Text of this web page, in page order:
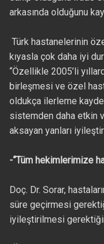
arkasında olduğunu
Türk hastanelerinin
kıyasla çok daha iyi
“Özellikle 2005’li
birleşmesi ve özel
oldukça ilerleme
sistemden daha etkin
aksayan yanları
-“Tüm hekimlerimize
Doç. Dr. Sorar,
süre geçirmesi
iyileştirilmesi